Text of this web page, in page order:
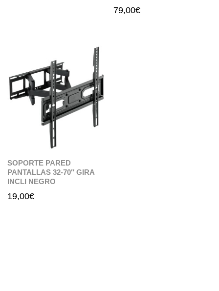
79,00€
SOPORTE PARED
PANTALLAS 32-70″ GIRA
INCLI NEGRO
19,00€